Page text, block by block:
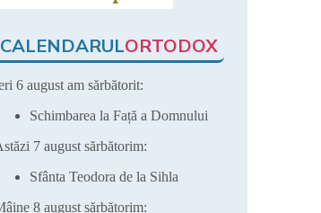
CALENDARULORTODOX